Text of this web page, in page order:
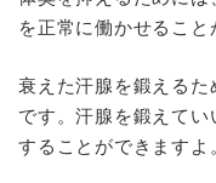
を正常に働かせること
衰えた汗腺を鍛える
です。汗腺を鍛えて
することができますよ